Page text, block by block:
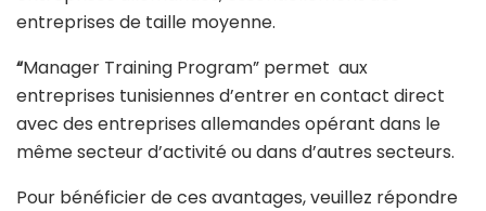
entreprises de taille moyenne.
“Manager Training Program” permet aux
entreprises tunisiennes d’entrer en contact direct
avec des entreprises allemandes opérant dans le
même secteur d’activité ou dans d’autres secteurs.
Pour bénéficier de ces avantages, veuillez répondre